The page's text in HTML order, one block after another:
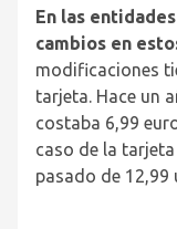
En las
cambios en
modificaciones
tarjeta. Hace un
costaba 6,99
caso de la
pasado de 12,99